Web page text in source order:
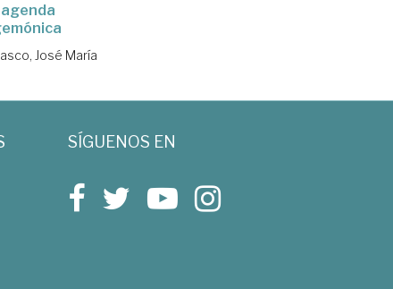
José María
SÍGUENOS EN